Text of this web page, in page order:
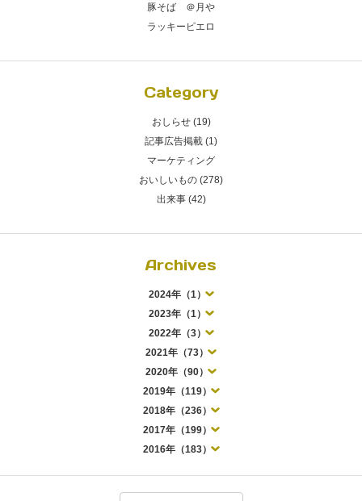
豚そば ＠月や
ラッキーピエロ
Category
おしらせ (19)
記事広告掲載 (1)
マーケティング
おいしいもの (278)
出来事 (42)
Archives
2024年（1）
2023年（1）
2022年（3）
2021年（73）
2020年（90）
2019年（119）
2018年（236）
2017年（199）
2016年（183）